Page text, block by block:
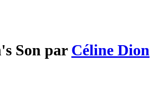
Son par Céline Dion